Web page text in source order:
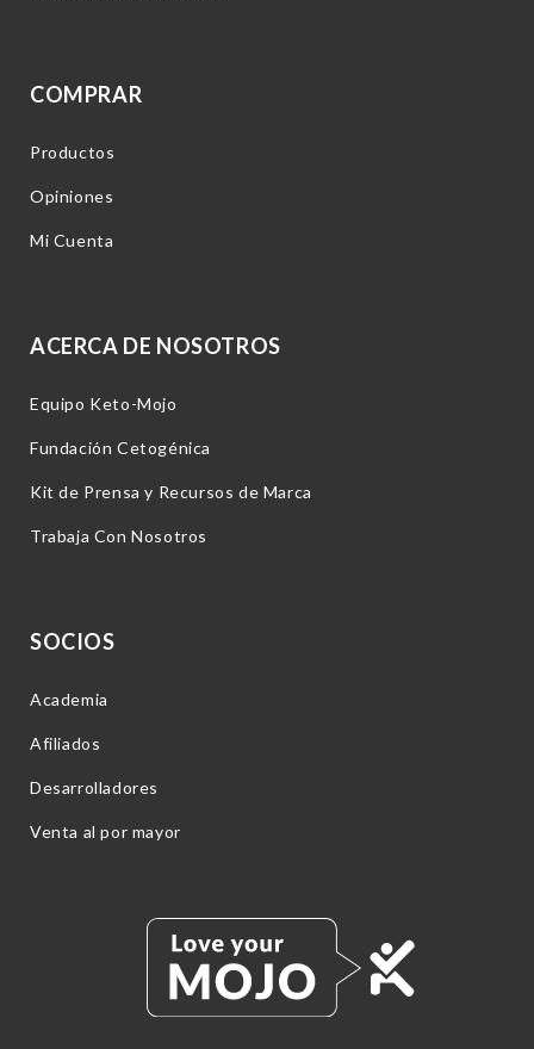
COMPRAR
Productos
Opiniones
Mi Cuenta
ACERCA DE NOSOTROS
Equipo Keto-Mojo
Fundación Cetogénica
Kit de Prensa y Recursos de Marca
Trabaja Con Nosotros
SOCIOS
Academia
Afiliados
Desarrolladores
Venta al por mayor